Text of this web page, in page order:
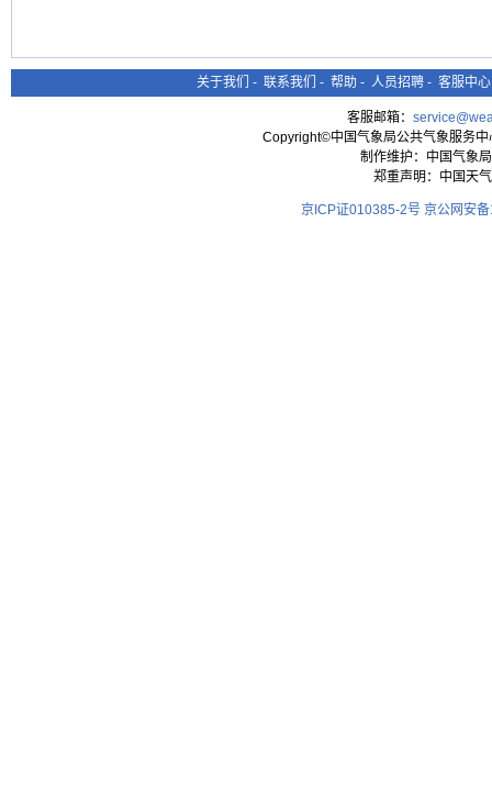
关于我们 - 联系我们 - 帮助 - 人员招聘 - 客服中心
客服邮箱：
Copyright©中国气象局公共气象服务
制作维护：中国气象
郑重声明：中国天
京ICP证010385-2号 京公网安